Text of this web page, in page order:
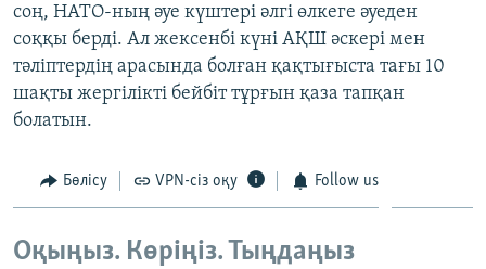
ЖАЗЫЛЫҢЫЗ
соң, НАТО-ның әуе күштері әлгі өлкеге әуеден
соққы берді. Ал жексенбі күні АҚШ әскері мен
тәліптердің арасында болған қақтығыста тағы 10
шақты жергілікті бейбіт тұрғын қаза тапқан
болатын.
Бөлісу VPN-сіз оқу Follow us
Оқыңыз. Көріңіз. Тыңдаңыз